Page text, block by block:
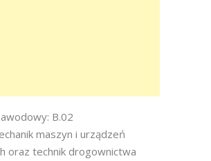
B.02
maszyn i urządzeń
oraz technik drogownictwa